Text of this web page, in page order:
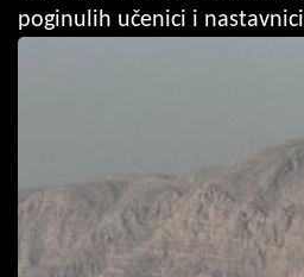
poginulih učenici i nastavnici